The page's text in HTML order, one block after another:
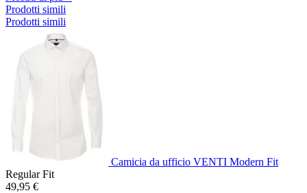
Prodotti simili
Prodotti simili
Camicia da ufficio VENTI Modern Fit
Regular Fit
49,95 €